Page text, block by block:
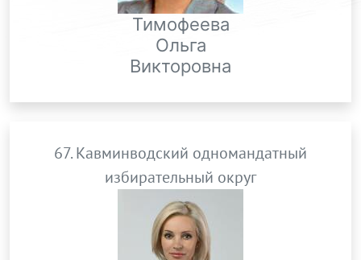
Тимофеева
Ольга
Викторовна
67. Кавминводский одномандатный
избирательный округ